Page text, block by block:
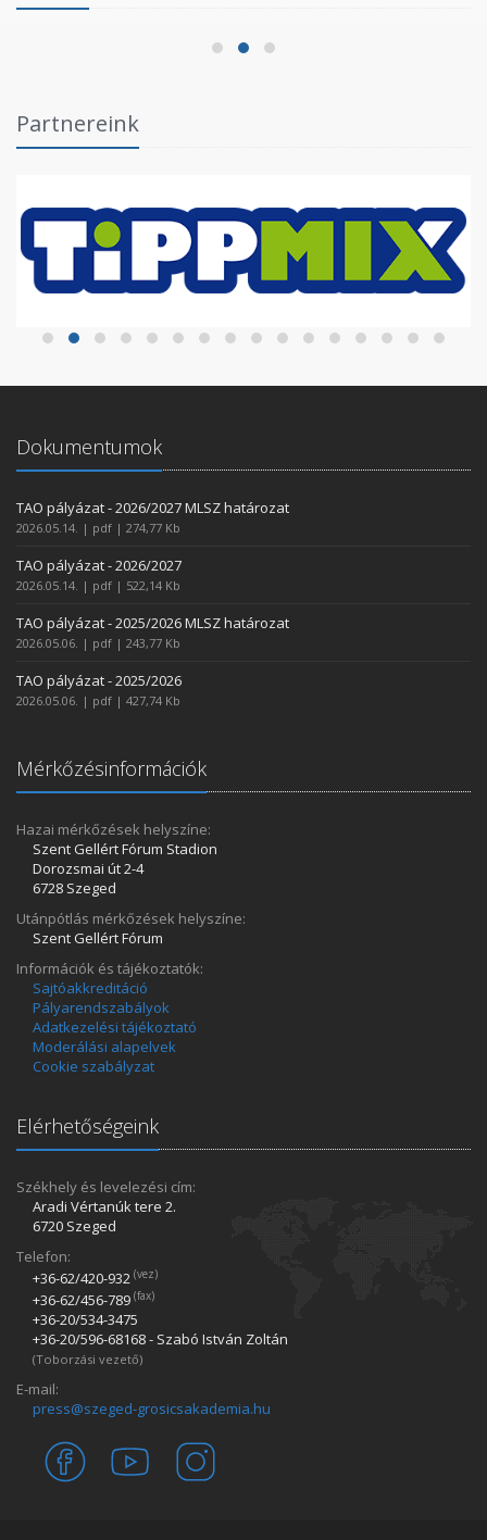
2026.06.03.
Partnereink
Dokumentumok
TAO pályázat - 2026/2027 MLSZ határozat
2026.05.14. | pdf | 274,77 Kb
TAO pályázat - 2026/2027
2026.05.14. | pdf | 522,14 Kb
TAO pályázat - 2025/2026 MLSZ határozat
2026.05.06. | pdf | 243,77 Kb
TAO pályázat - 2025/2026
2026.05.06. | pdf | 427,74 Kb
Mérkőzésinformációk
Hazai mérkőzések helyszíne:
Szent Gellért Fórum Stadion
Dorozsmai út 2-4
6728 Szeged
Utánpótlás mérkőzések helyszíne:
Szent Gellért Fórum
Információk és tájékoztatók:
Sajtóakkreditáció
Pályarendszabályok
Adatkezelési tájékoztató
Moderálási alapelvek
Cookie szabályzat
Elérhetőségeink
Székhely és levelezési cím:
Aradi Vértanúk tere 2.
6720 Szeged
Telefon:
+36-62/420­-932 (vez)
+36-62/456­-789 (fax)
+36-20/534­-3475
+36-20/596­-68168 - Szabó István Zoltán
(Toborzási vezető)
E-mail:
press@szeged-grosicsakademia.hu